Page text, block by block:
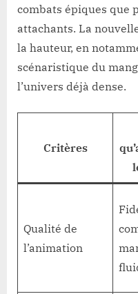
combats épiques que
attachants. La
la hauteur, en
scénaristique du
l’univers déjà dense.
Critères
Qualité de
l’animation